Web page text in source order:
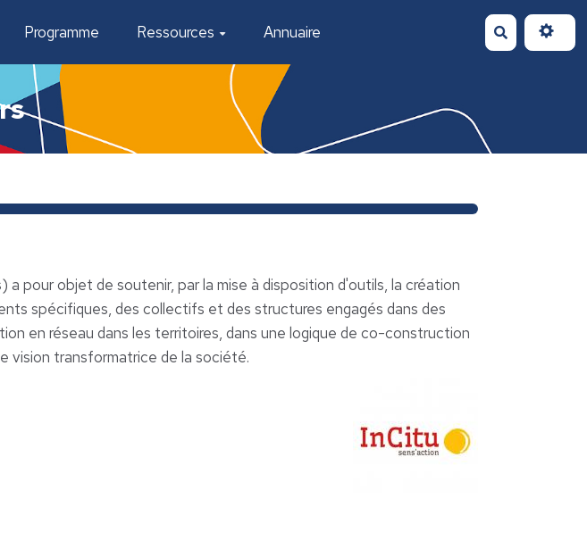
Programme Ressources Annuaire Rechercher
pour objet de soutenir, par la mise à disposition d'outils, la création
spécifiques, des collectifs et des structures engagés dans des
en réseau dans les territoires, dans une logique de co-construction
vision transformatrice de la société.